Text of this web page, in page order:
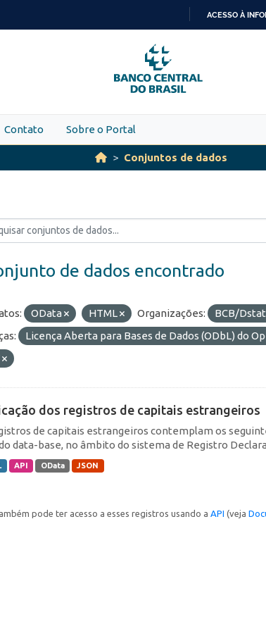
PARA
O
CONTEÚDO
ACESSO À
Contato Sobre o Portal
Conjuntos de dados
de dados encontrado
OData HTML Organizações:
BCB/Dstat
Licença Aberta para Bases de Dados (ODbL) do
dos registros de capitais estrangeiros
de capitais estrangeiros contemplam os
data-base, no âmbito do sistema de Registro
API OData JSON
pode ter acesso a esses registros usando a API (veja